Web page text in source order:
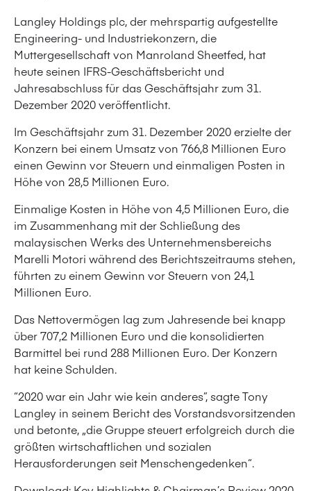
Langley Holdings plc, der mehrspartig aufgestellte
Engineering- und Industriekonzern, die
Muttergesellschaft von Manroland Sheetfed, hat
heute seinen IFRS-Geschäftsbericht und
Jahresabschluss für das Geschäftsjahr zum 31.
Dezember 2020 veröffentlicht.
Im Geschäftsjahr zum 31. Dezember 2020 erzielte der
Konzern bei einem Umsatz von 766,8 Millionen Euro
einen Gewinn vor Steuern und einmaligen Posten in
Höhe von 28,5 Millionen Euro.
Einmalige Kosten in Höhe von 4,5 Millionen Euro, die
im Zusammenhang mit der Schließung des
malaysischen Werks des Unternehmensbereichs
Marelli Motori während des Berichtszeitraums stehen,
führten zu einem Gewinn vor Steuern von 24,1
Millionen Euro.
Das Nettovermögen lag zum Jahresende bei knapp
über 707,2 Millionen Euro und die konsolidierten
Barmittel bei rund 288 Millionen Euro. Der Konzern
hat keine Schulden.
“2020 war ein Jahr wie kein anderes”, sagte Tony
Langley in seinem Bericht des Vorstandsvorsitzenden
und betonte, „die Gruppe steuert erfolgreich durch die
größten wirtschaftlichen und sozialen
Herausforderungen seit Menschengedenken“.